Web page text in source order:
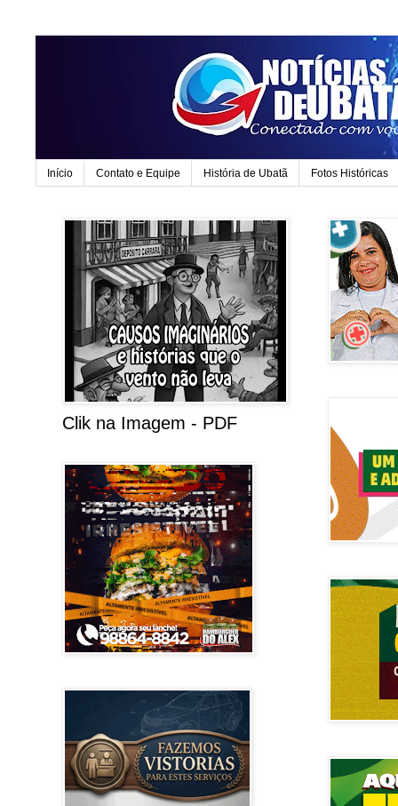
Início Contato e Equipe História de Ubatã Fotos Históricas
Clik na Imagem - PDF